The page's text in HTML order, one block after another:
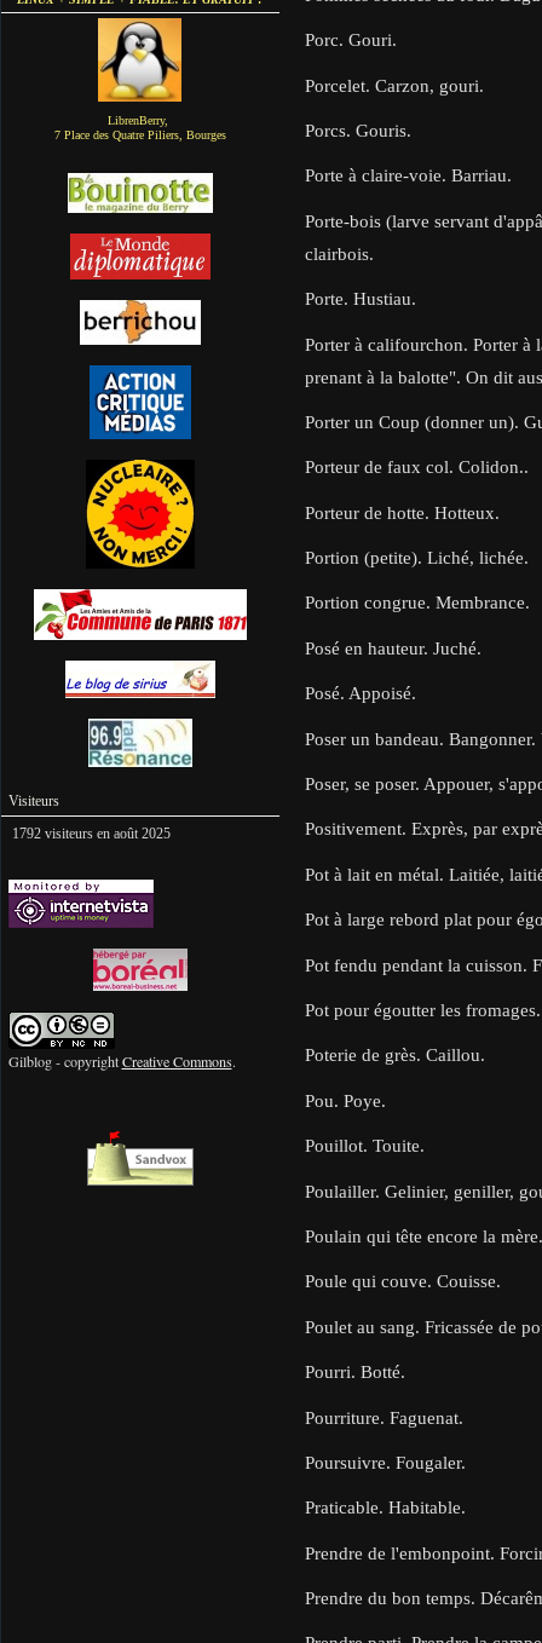
LibrenBerry,
7 Place des Quatre Piliers, Bourges
Visiteurs
1792 visiteurs en août 2025
Gilblog - copyrightCreative Commons.
Porc. Gouri.
Porcelet. Carzon, gouri.
Porcs. Gouris.
Porte à claire-voie. Barriau.
Porte-bois (larve servant
clairbois.
Porte. Hustiau.
Porter à califourchon. Porter à
prenant à la balotte". On dit
Porter un Coup (donner un).
Porteur de faux col. Colidon..
Porteur de hotte. Hotteux.
Portion (petite). Liché, lichée.
Portion congrue. Membrance.
Posé en hauteur. Juché.
Posé. Appoisé.
Poser un bandeau.
Poser, se poser. Appouer,
Positivement. Exprès, par
Pot à lait en métal. Laitiée,
Pot à large rebord plat pour
Pot fendu pendant la cuisson.
Pot pour égoutter les
Poterie de grès. Caillou.
Pou. Poye.
Pouillot. Touite.
Poulailler. Gelinier, geniller,
Poulain qui tête encore la
Poule qui couve. Couisse.
Poulet au sang. Fricassée de
Pourri. Botté.
Pourriture. Faguenat.
Poursuivre. Fougaler.
Praticable. Habitable.
Prendre de l'embonpoint.
Prendre du bon temps.